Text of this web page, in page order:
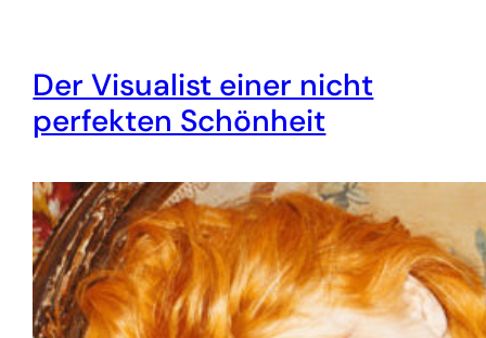
Der Visualist einer nicht
perfekten Schönheit